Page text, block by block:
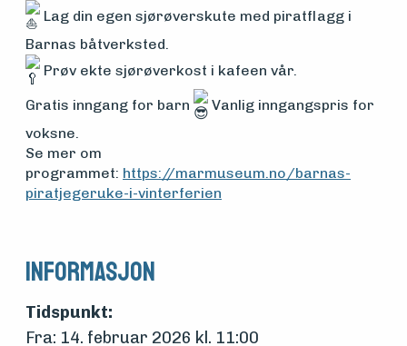
Arrangementer
Lag din egen sjørøverskute med piratflagg i
Barnas båtverksted.
Prøv ekte sjørøverkost i kafeen vår.
Gratis inngang for barn
Vanlig inngangspris for
voksne.
Se mer om
programmet: https://marmuseum.no/barnas-
piratjegeruke-i-vinterferien
Informasjon
Tidspunkt:
Fra: 14. februar 2026 kl. 11:00